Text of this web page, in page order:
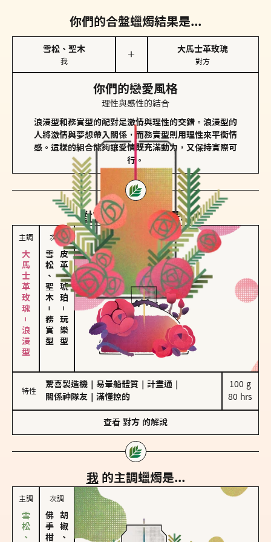
你們的合盤蠟燭結果是...
雪松、聖木
我
＋
大馬士革玫瑰
對方
你們的戀愛風格
理性與感性的結合
浪漫型和務實型的配對是激情與理性的交錯。浪漫型的
人將激情與夢想帶入關係，而務實型則用理性來平衡情
感。這樣的組合能夠讓愛情既充滿動力，又保持實際可
行。
對方的主調蠟燭是...
主調
大馬士革玫瑰－浪漫型
次調
雪松、聖木
－
務實型
皮革、琥珀
－
玩樂型
特性
驚喜製造機 易暈船體質 計畫通
關係神隊友
滿懂撩的
100 g
80 hrs
查看 對方 的解說
我 的主調蠟燭是...
主調 次調